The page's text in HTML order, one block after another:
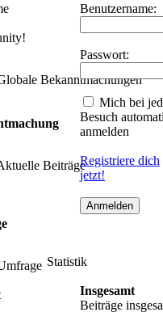
Bekanntmachungen
Beiträge
Benutzername:
Passwort:
Mich bei
Besuch
anmelden
Registriere dich
jetzt!
Statistik
Insgesamt
Beiträge